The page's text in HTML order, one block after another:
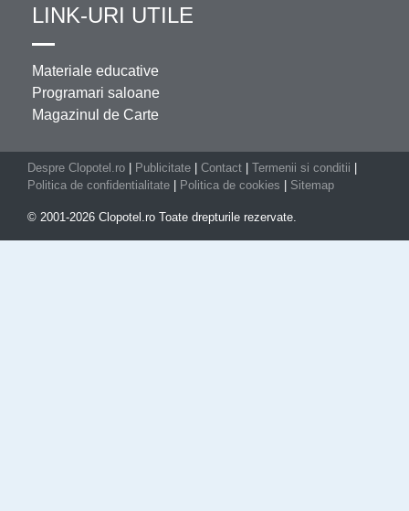
LINK-URI UTILE
Materiale educative
Programari saloane
Magazinul de Carte
Despre Clopotel.ro Publicitate Contact Termenii si conditii
Politica de confidentialitate
Politica de cookies Sitemap
© 2001-2026 Clopotel.ro Toate drepturile rezervate.